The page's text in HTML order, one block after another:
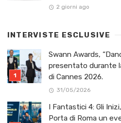
2 giorni ago
INTERVISTE ESCLUSIVE
Swann Awards,
presentato durante
di Cannes 2026.
31/05/2026
I Fantastici 4: Gli
Porta di Roma un